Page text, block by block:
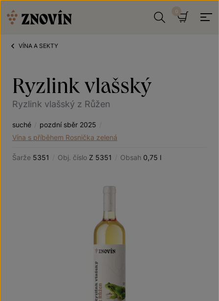
VÍNA A SEKTY
Ryzlink vlašský
Ryzlink vlašský z Růžen
suché / pozdní sběr 2025 /
Vína s příběhem Rosnička zelená
Šarže 5351 / Obj. číslo Z 5351 / Obsah 0,75 l